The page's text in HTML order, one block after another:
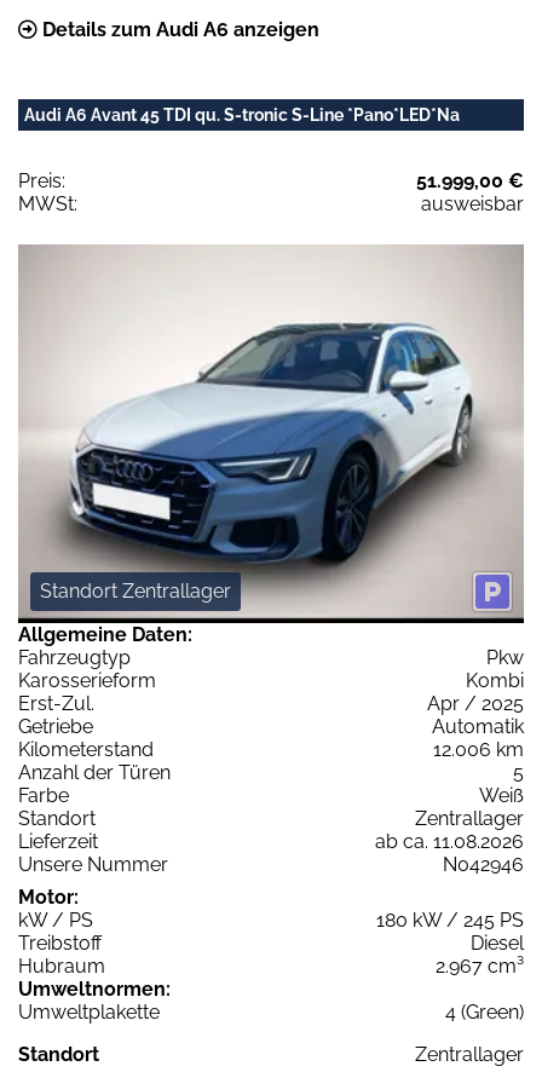
Details zum Audi A6 anzeigen
Audi A6 Avant 45 TDI qu. S-tronic S-Line *Pano*LED*Na
Preis:
51.999,00 €
MWSt:
ausweisbar
Standort Zentrallager
Allgemeine Daten:
Fahrzeugtyp
Pkw
Karosserieform
Kombi
Erst-Zul.
Apr / 2025
Getriebe
Automatik
Kilometerstand
12.006 km
Anzahl der Türen
5
Farbe
Weiß
Standort
Zentrallager
Lieferzeit
ab ca. 11.08.2026
Unsere Nummer
N042946
Motor:
kW / PS
180 kW / 245 PS
Treibstoff
Diesel
Hubraum
2.967 cm³
Umweltnormen:
Umweltplakette
4 (Green)
Standort
Zentrallager